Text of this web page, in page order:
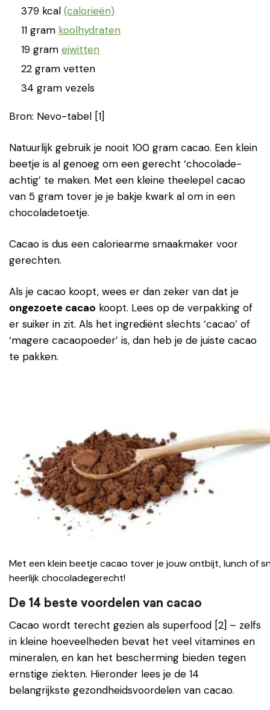
379 kcal (calorieën)
11 gram koolhydraten
19 gram eiwitten
22 gram vetten
34 gram vezels
Bron: Nevo-tabel [1]
Natuurlijk gebruik je nooit 100 gram cacao. Een klein
beetje is al genoeg om een gerecht ‘chocolade-
achtig’ te maken. Met een kleine theelepel cacao
van 5 gram tover je je bakje kwark al om in een
chocoladetoetje.
Cacao is dus een caloriearme smaakmaker voor
gerechten.
Als je cacao koopt, wees er dan zeker van dat je
ongezoete cacao koopt. Lees op de verpakking of
er suiker in zit. Als het ingrediënt slechts ‘cacao’ of
‘magere cacaopoeder’ is, dan heb je de juiste cacao
te pakken.
Met een klein beetje cacao tover je jouw ontbijt, lunch of
heerlijk chocoladegerecht!
De 14 beste voordelen van cacao
Cacao wordt terecht gezien als superfood [2] – zelfs
in kleine hoeveelheden bevat het veel vitamines en
mineralen, en kan het bescherming bieden tegen
ernstige ziekten. Hieronder lees je de 14
belangrijkste gezondheidsvoordelen van cacao.